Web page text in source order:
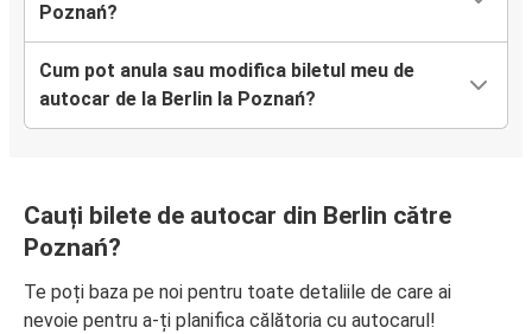
Poznań?
Cum pot anula sau modifica biletul meu de
autocar de la Berlin la Poznań?
Cauți bilete de autocar din Berlin către
Poznań?
Te poți baza pe noi pentru toate detaliile de care ai
nevoie pentru a-ți planifica călătoria cu autocarul!